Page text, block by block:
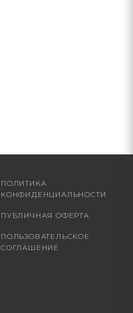
ПОЛИТИКА
КОНФИДЕНЦИАЛЬНОСТИ
ПУБЛИЧНАЯ ОФЕРТА
ПОЛЬЗОВАТЕЛЬСКОЕ
СОГЛАШЕНИЕ